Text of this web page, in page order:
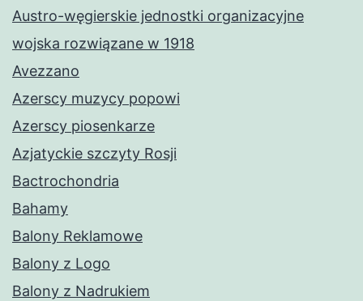
Austro-węgierskie jednostki organizacyjne
wojska rozwiązane w 1918
Avezzano
Azerscy muzycy popowi
Azerscy piosenkarze
Azjatyckie szczyty Rosji
Bactrochondria
Bahamy
Balony Reklamowe
Balony z Logo
Balony z Nadrukiem